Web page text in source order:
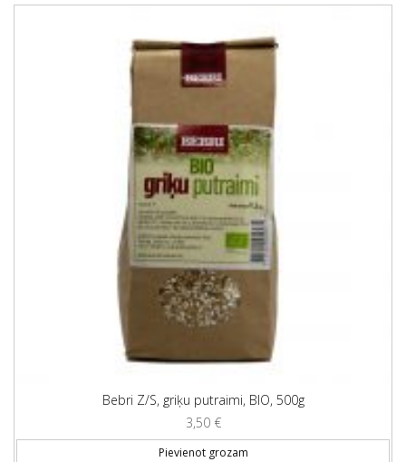
Bebri Z/S, griķu putraimi, BIO, 500g
3,50 €
Pievienot grozam